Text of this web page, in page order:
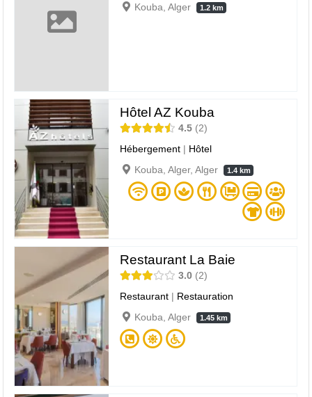
Kouba, Alger
1.2 km
Hôtel AZ Kouba
4.5
2
Hébergement | Hôtel
Kouba, Alger, Alger
1.4 km
Restaurant La Baie
3.0
2
Restaurant | Restauration
Kouba, Alger
1.45 km